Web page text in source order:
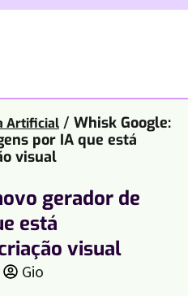
Artificial / Whisk Google:
por IA que está
visual
gerador de
está
visual
Gio